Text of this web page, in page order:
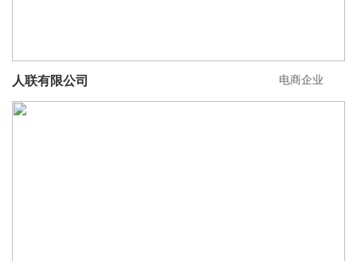
人联有限公司 电商企业